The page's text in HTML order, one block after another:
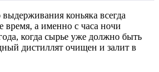
коньяка всегда
время, а именно с часа ночи
когда сырье уже должно быть
дистиллят очищен и залит в